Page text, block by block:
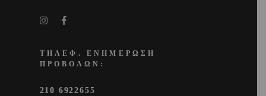
ΤΗΛΕΦ. ΕΝΗΜΕΡΩΣΗ
ΠΡΟΒΟΛΩΝ:
210 6922655